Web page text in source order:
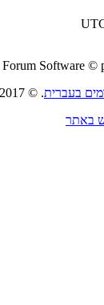
Software ©
. © 2017 - phpBB.co.il.
באתר